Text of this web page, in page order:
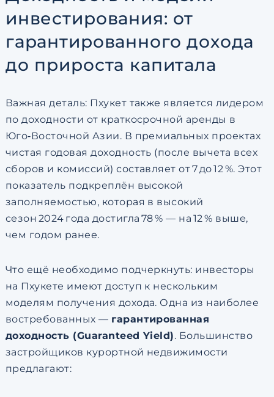
инвестирования: от
гарантированного дохода
до прироста капитала
Важная деталь: Пхукет также является лидером
по доходности от краткосрочной аренды в
Юго‑Восточной Азии. В премиальных проектах
чистая годовая доходность (после вычета всех
сборов и комиссий) составляет от 7 до 12 %. Этот
показатель подкреплён высокой
заполняемостью, которая в высокий
сезон 2024 года достигла 78 % — на 12 % выше,
чем годом ранее.
Что ещё необходимо подчеркнуть: инвесторы
на Пхукете имеют доступ к нескольким
моделям получения дохода. Одна из наиболее
востребованных — гарантированная
доходность (Guaranteed Yield). Большинство
застройщиков курортной недвижимости
предлагают: